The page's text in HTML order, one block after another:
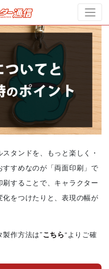
タンドを、もっと楽しく・
すめなのが「両面印刷」で
することで、キャラクター
をつけたりと、表現の幅が
作方法は”こちら“よりご確